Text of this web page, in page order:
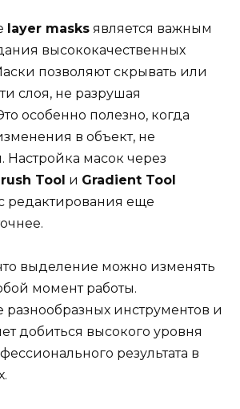
layer masks является важным
высококачественных
позволяют скрывать или
слоя, не разрушая
особенно полезно, когда
в объект, не
Настройка масок через
Tool и Gradient Tool
редактирования еще
выделение можно изменять
момент работы.
разнообразных инструментов и
добиться высокого уровня
результата в